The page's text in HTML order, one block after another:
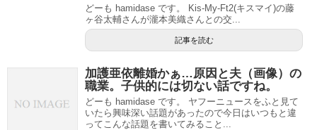
どーも hamidase です。 Kis-My-Ft2(キスマイ)の藤
ヶ谷太輔さんが瀧本美織さんとの交...
記事を読む
加護亜依離婚かぁ…原因と夫（画像）の
職業。子供的には切ない話ですね。
どーも hamidase です。 ヤフーニュースをふと見て
いたら興味深い話題があったので今日はいつもと違
ってこんな話題を書いてみること...